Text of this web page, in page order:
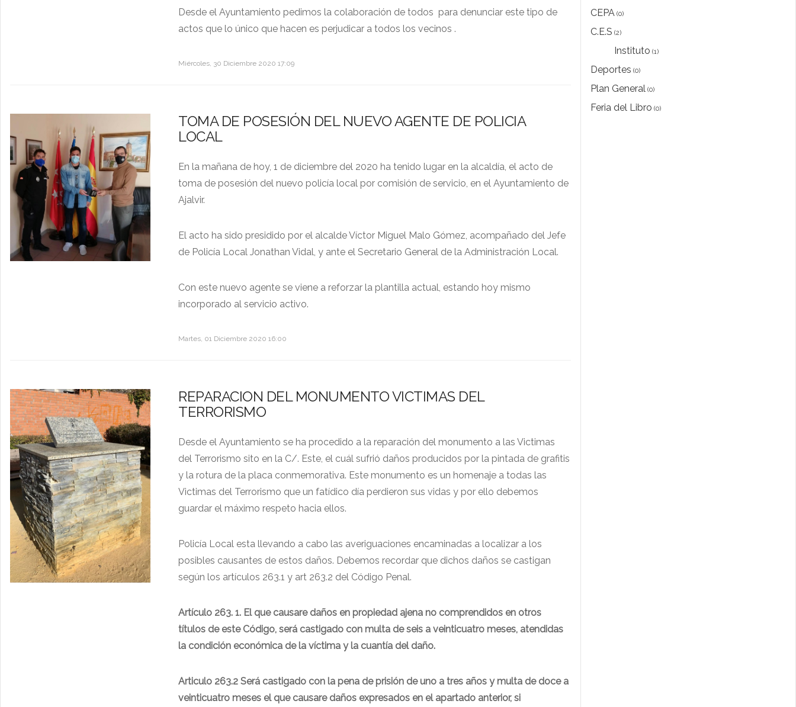
Desde el Ayuntamiento pedimos la colaboración de todos para denunciar este tipo de
actos que lo único que hacen es perjudicar a todos los vecinos .
Miércoles, 30 Diciembre 2020 17:09
TOMA DE POSESIÓN DEL NUEVO AGENTE DE POLICIA
LOCAL
En la mañana de hoy, 1 de diciembre del 2020 ha tenido lugar en la alcaldía, el acto de
toma de posesión del nuevo policía local por comisión de servicio, en el Ayuntamiento de
Ajalvir.
El acto ha sido presidido por el alcalde Víctor Miguel Malo Gómez, acompañado del Jefe
de Policía Local Jonathan Vidal, y ante el Secretario General de la Administración Local.
Con este nuevo agente se viene a reforzar la plantilla actual, estando hoy mismo
incorporado al servicio activo.
Martes, 01 Diciembre 2020 16:00
REPARACION DEL MONUMENTO VICTIMAS DEL
TERRORISMO
Desde el Ayuntamiento se ha procedido a la reparación del monumento a las Victimas
del Terrorismo sito en la C/. Este, el cuál sufrió daños producidos por la pintada de grafitis
y la rotura de la placa conmemorativa. Este monumento es un homenaje a todas las
Victimas del Terrorismo que un fatídico día perdieron sus vidas y por ello debemos
guardar el máximo respeto hacia ellos.
Policía Local esta llevando a cabo las averiguaciones encaminadas a localizar a los
posibles causantes de estos daños. Debemos recordar que dichos daños se castigan
según los artículos 263.1 y art 263.2 del Código Penal.
Artículo 263. 1. El que causare daños en propiedad ajena no comprendidos en otros
títulos de este Código, será castigado con multa de seis a veinticuatro meses, atendidas
la condición económica de la víctima y la cuantía del daño.
Articulo 263.2 Será castigado con la pena de prisión de uno a tres años y multa de doce a
veinticuatro meses el que causare daños expresados en el apartado anterior, si
CEPA(0)
C.E.S (2)
Instituto (1)
Deportes (0)
Plan General(0)
Feria del Libro (0)